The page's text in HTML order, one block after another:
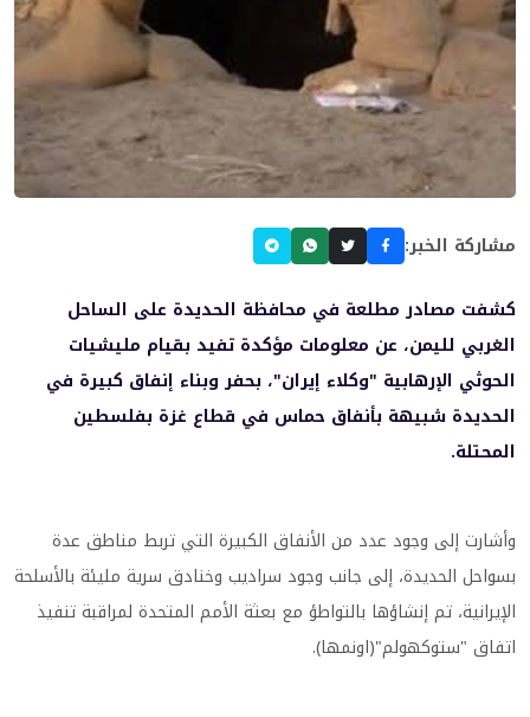
مشاركة الخبر:
كشفت مصادر مطلعة في محافظة الحديدة على الساحل
الغربي لليمن، عن معلومات مؤكدة تفيد بقيام مليشيات
الحوثي الإرهابية "وكلاء إيران"، بحفر وبناء إنفاق كبيرة في
الحديدة شبيهة بأنفاق حماس في قطاع غزة بفلسطين
المحتلة.
وأشارت إلى وجود عدد من الأنفاق الكبيرة التي تربط مناطق عدة
بسواحل الحديدة، إلى جانب وجود سراديب وخنادق سرية مليئة بالأسلحة
الإيرانية، تم إنشاؤها بالتواطؤ مع بعثة الأمم المتحدة لمراقبة تنفيذ
اتفاق "ستوكهولم"(اونمها).